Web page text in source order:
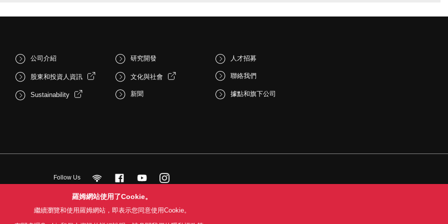
公司介紹
股東和投資人資訊
Sustainability
研究開發
文化與社會
新聞
人才招募
聯絡我們
據點和旗下公司
Follow Us
利用目的 隱私權政策 網站地圖 關於本公司產品銷售之標準條款(PDF)
羅姆網站使用了Cookie。
繼續瀏覽和使用羅姆網站，即表示您同意使用Cookie。